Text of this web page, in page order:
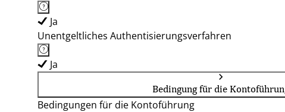
Ja
Unentgeltliches Authentisierungsverfahren
Ja
Bedingung für die
Bedingungen für die Kontoführung